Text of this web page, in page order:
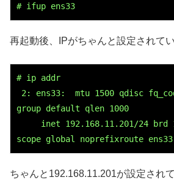
# ifup ens33
再起動後、IPがちゃんと設定されて
# ip addr
group default qlen 1000
scope global noprefixroute ens33
ちゃんと192.168.11.201が設定され